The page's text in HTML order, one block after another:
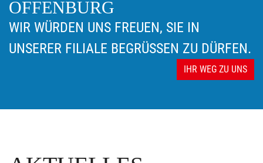
OFFENBURG
WIR WÜRDEN UNS FREUEN, SIE IN
UNSERER FILIALE BEGRÜSSEN ZU DÜRFEN.
IHR WEG ZU UNS